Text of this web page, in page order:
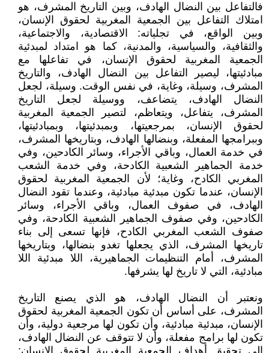
فالتفاعل بين النضال الهادف، وبين التاريخ المشرف، هو
امتلاك التفاعل بين الجمعية المغربية لحقوق الإنسان،
وبين الواقع، في تجلياته: الاقتصادية، والاجتماعية،
والثقافية، والسياسية، والمدنية، كما هو امتداد لمبدئية
الجمعية المغربية لحقوق الإنسان، في تفاعلها مع
مبادئيتها، ليصير التفاعل بين النضال الهادف، والتاريخ
المشرف، وسيلة، وغاية، في نفس الوقت. وسيلة، لجعل
النضال الهادف، يتضاعف، ووسيلة لجعل التاريخ
المشرف، يتفاعل، ويتعاظم، لتصير الجمعية المغربية
لحقوق الإنسان، بمرجعيتها، وبمبدئيتها، وبمبادئيتها،
وببرامجها المفعلة، وبنضالها الهادف، وبتاريخها المشرف،
في خدمة العمال، وباقي الأجراء، وسائر الكادحين، وفي
خدمة الجماهير الشعبية الكادحة، وفي خدمة الشعب
المغربي الكادح، وغاية؛ لأن الجمعية المغربية لحقوق
الإنسان، عندما تكون مبدئية مبادئية، وعندما تقود النضال
الهادف، في صفوف العمال، وباقي الأجراء، وسائر
الكادحين، وفي صفوف الجماهير الشعبية الكادحة، وفي
صفوف الشعب المغربي الكادح، فإنها تسعى إلى بناء
تاريخها المشرف، الذي يجعلها تغدو بنضالها، وبتاريخها
المشرف، أمام التنظيمات الجماهيرية، اللا مبدئية اللا
مبادئية، التي لا تاريخ لها يشرفها.
ونعتبر أن النضال الهادف، هو الذي يصنع التاريخ
المشرف، على أساس أن تكون الجمعية المغربية لحقوق
الإنسان، مبدئية مبادئية، وأن تكون لها مرجعية دولية، وأن
تكون لها برامج مفعلة، وأن لا تتوقف عن النضال الهادف،